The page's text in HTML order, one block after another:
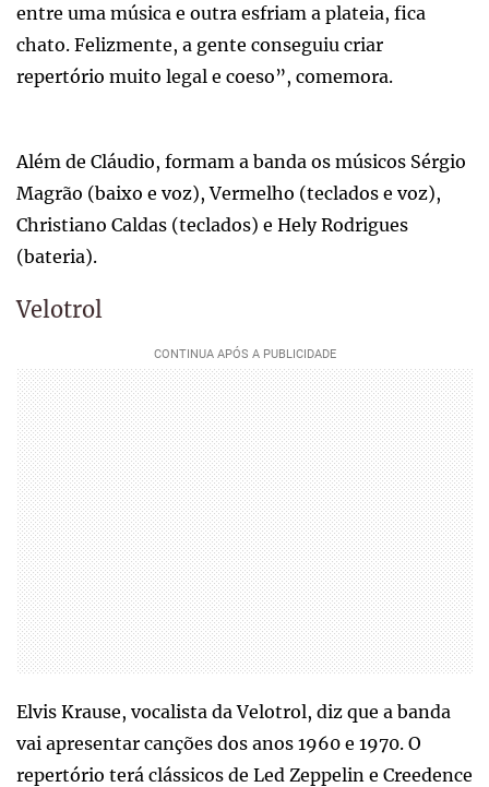
entre uma música e outra esfriam a plateia, fica
chato. Felizmente, a gente conseguiu criar
repertório muito legal e coeso”, comemora.
Além de Cláudio, formam a banda os músicos Sérgio
Magrão (baixo e voz), Vermelho (teclados e voz),
Christiano Caldas (teclados) e Hely Rodrigues
(bateria).
Velotrol
Elvis Krause, vocalista da Velotrol, diz que a banda
vai apresentar canções dos anos 1960 e 1970. O
repertório terá clássicos de Led Zeppelin e Creedence